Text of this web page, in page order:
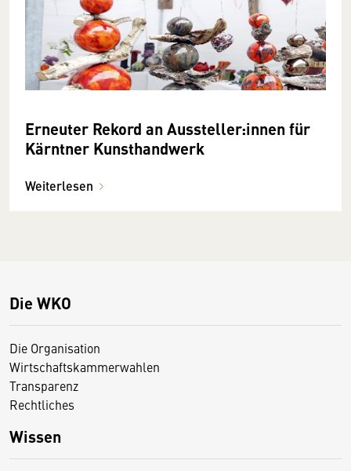
Erneuter Rekord an Aussteller:innen für
Kärntner Kunsthandwerk
Weiterlesen
Die WKO
Die Organisation
Wirtschaftskammerwahlen
Transparenz
Rechtliches
Wissen